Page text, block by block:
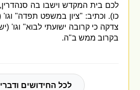
לכם בית המקדש וישבו בה סנהדרין,
כו). וכתיב: "ציון במשפט תפדה" וגו(
צדקה כי קרובה ישועתי לבוא" וגו' (
בקרוב ממש ב"ה.
לכל החידושים